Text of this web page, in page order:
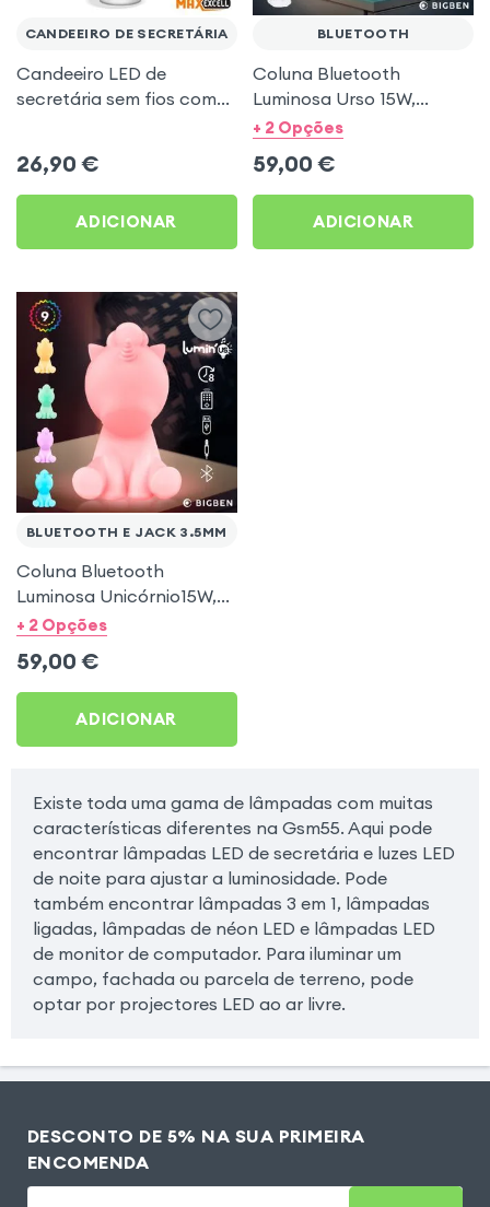
CANDEEIRO DE SECRETÁRIA
Candeeiro LED de
secretária sem fios com
flexível 360°
26,90 €
ADICIONAR
BLUETOOTH
Coluna Bluetooth
Luminosa Urso 15W,
Intensidade ajustável e
bateria, Bigben
+ 2 Opções
59,00 €
ADICIONAR
BLUETOOTH E JACK 3.5MM
Coluna Bluetooth
Luminosa Unicórnio15W,
Intensidade ajustável e
bateria, Bigben
+ 2 Opções
59,00 €
ADICIONAR
Existe toda uma gama de lâmpadas com muitas
características diferentes na Gsm55. Aqui pode
encontrar lâmpadas LED de secretária e luzes LED
de noite para ajustar a luminosidade. Pode
também encontrar lâmpadas 3 em 1, lâmpadas
ligadas, lâmpadas de néon LED e lâmpadas LED
de monitor de computador. Para iluminar um
campo, fachada ou parcela de terreno, pode
optar por projectores LED ao ar livre.
DESCONTO DE 5% NA SUA PRIMEIRA
ENCOMENDA